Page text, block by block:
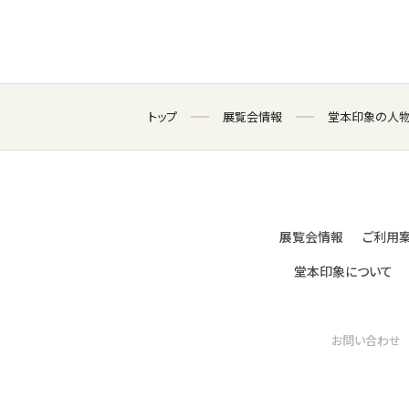
トップ 展覧会情報 堂本印象の人
展覧会情報 ご利用
堂本印象について
お問い合わせ